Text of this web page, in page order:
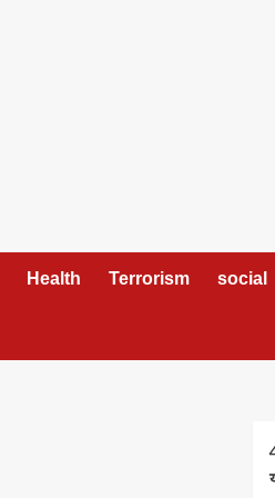
Health Terrorism social